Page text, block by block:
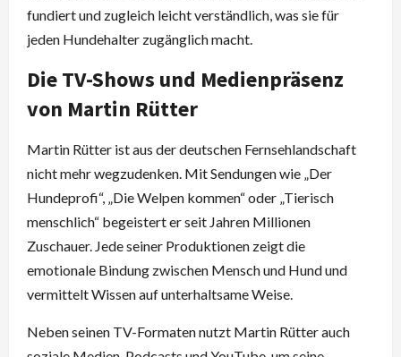
fundiert und zugleich leicht verständlich, was sie für
jeden Hundehalter zugänglich macht.
Die TV-Shows und Medienpräsenz
von Martin Rütter
Martin Rütter ist aus der deutschen Fernsehlandschaft
nicht mehr wegzudenken. Mit Sendungen wie „Der
Hundeprofi“, „Die Welpen kommen“ oder „Tierisch
menschlich“ begeistert er seit Jahren Millionen
Zuschauer. Jede seiner Produktionen zeigt die
emotionale Bindung zwischen Mensch und Hund und
vermittelt Wissen auf unterhaltsame Weise.
Neben seinen TV-Formaten nutzt Martin Rütter auch